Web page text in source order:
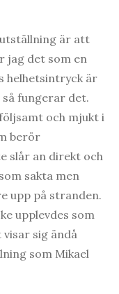
är att
jag det som en
helhetsintryck är
fungerar det.
och mjukt i
berör
slår an direkt och
sakta men
upp på stranden.
upplevdes som
sig ändå
som Mikael